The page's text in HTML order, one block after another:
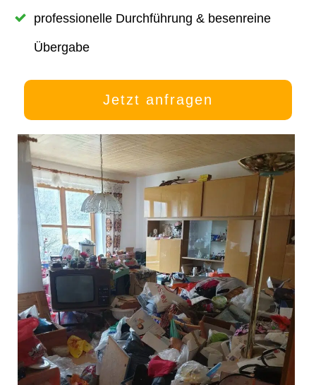
professionelle Durchführung & besenreine
Übergabe
Jetzt anfragen